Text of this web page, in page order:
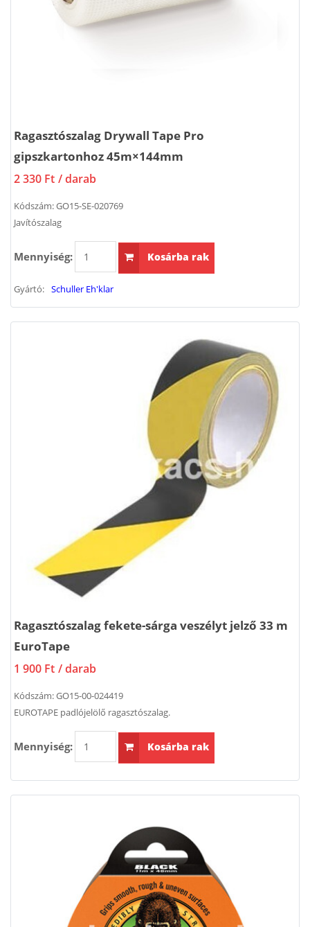
Ragasztószalag Drywall Tape Pro
gipszkartonhoz 45m×144mm
2 330 Ft / darab
Kódszám:GO15-SE-020769
Javítószalag
Mennyiség: Kosárba rak
Gyártó: Schuller Eh'klar
Ragasztószalag fekete-sárga veszélyt jelző 33 m
EuroTape
1 900 Ft / darab
Kódszám:GO15-00-024419
EUROTAPE padlójelölő ragasztószalag.
Mennyiség: Kosárba rak